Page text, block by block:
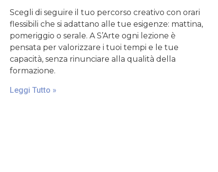
Scegli di seguire il tuo percorso creativo con orari
flessibili che si adattano alle tue esigenze: mattina,
pomeriggio o serale. A S’Arte ogni lezione è
pensata per valorizzare i tuoi tempi e le tue
capacità, senza rinunciare alla qualità della
formazione.
Leggi Tutto »